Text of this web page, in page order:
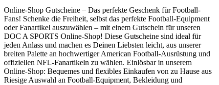
Online-Shop Gutscheine – Das perfekte Geschenk für Football-
Fans! Schenke die Freiheit, selbst das perfekte Football-Equipment
oder Fanartikel auszuwählen – mit einem Gutschein für unseren
DOC A SPORTS Online-Shop! Diese Gutscheine sind ideal für
jeden Anlass und machen es Deinen Liebsten leicht, aus unserer
breiten Palette an hochwertiger American Football-Ausrüstung und
offiziellen NFL-Fanartikeln zu wählen. Einlösbar in unserem
Online-Shop: Bequemes und flexibles Einkaufen von zu Hause aus
Riesige Auswahl an Football-Equipment, Bekleidung und